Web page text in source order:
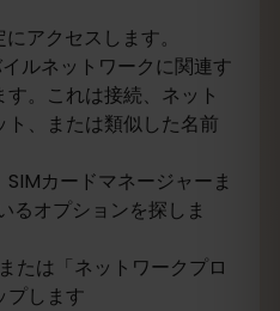
アクセスします。
ルネットワークに関連す
。これは接続、ネット
ト、または類似した名前
カードマネージャーま
るオプションを探しま
たは「ネットワークプロ
プします